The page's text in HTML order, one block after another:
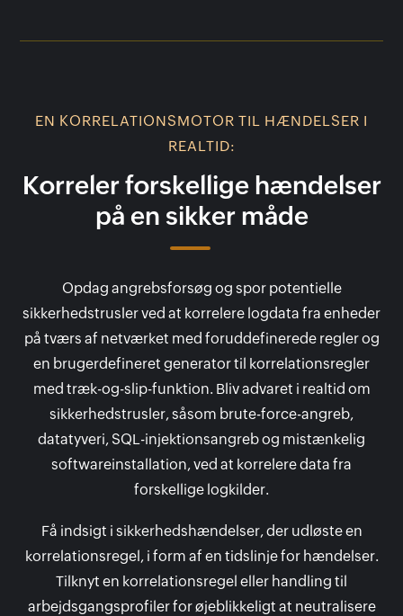
EN KORRELATIONSMOTOR TIL HÆNDELSER I
REALTID:
Korreler forskellige hændelser
på en sikker måde
Opdag angrebsforsøg og spor potentielle
sikkerhedstrusler ved at korrelere logdata fra enheder
på tværs af netværket med foruddefinerede regler og
en brugerdefineret generator til korrelationsregler
med træk-og-slip-funktion. Bliv advaret i realtid om
sikkerhedstrusler, såsom brute-force-angreb,
datatyveri, SQL-injektionsangreb og mistænkelig
softwareinstallation, ved at korrelere data fra
forskellige logkilder.
Få indsigt i sikkerhedshændelser, der udløste en
korrelationsregel, i form af en tidslinje for hændelser.
Tilknyt en korrelationsregel eller handling til
arbejdsgangsprofiler for øjeblikkeligt at neutralisere